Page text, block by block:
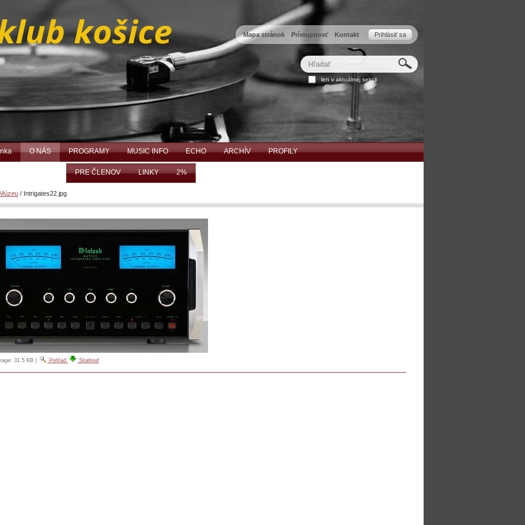
Prihlásiť sa
Mapa stránok Prístupnosť Kontakt
Hľadať
len v aktuálnej sekcii
Rozšírené
vyhľadávanie...
O NÁS PROGRAMY MUSIC INFO ECHO ARCHÍV PROFILY
PRE ČLENOV LINKY 2%
/ Intrigates22.jpg
31.5 KB Pohľad Stiahnuť